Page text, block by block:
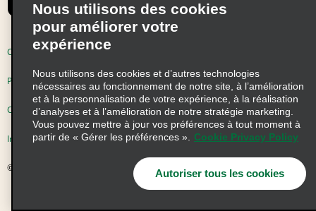
Recevoir des offres par email
Conditions d’utilisation
Politique d’utilisation des cookies
Choix de confidentialité
Information précontractuelle
© 2026 Enterprise Holdings, Inc. Tous droits réservés
Nous utilisons des cookies
pour améliorer votre
expérience
Nous utilisons des cookies et d’autres technologies
nécessaires au fonctionnement de notre site, à l’amélioration
et à la personnalisation de votre expérience, à la réalisation
d’analyses et à l’amélioration de notre stratégie marketing.
Vous pouvez mettre à jour vos préférences à tout moment à
partir de « Gérer les préférences ».
Cookie Privacy Policy
Autoriser tous les cookies